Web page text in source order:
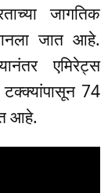
जागतिक
जात आहे.
एमिरेट्स
74
आहे.